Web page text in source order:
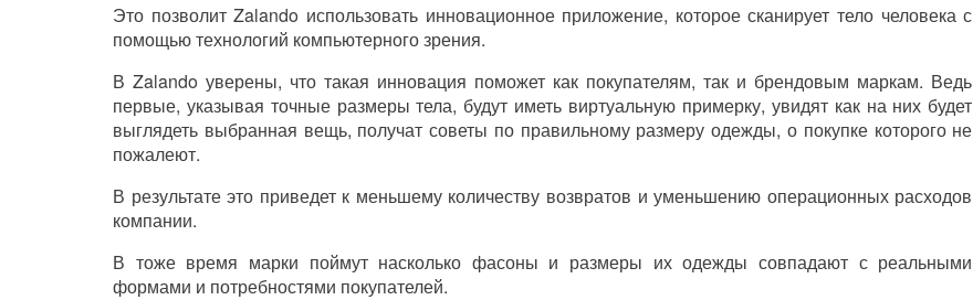
Это позволит Zalando использовать инновационное приложение, которое сканирует тело человека с
помощью технологий компьютерного зрения.
ВZalando уверены, что такая инновация поможет как покупателям, так и брендовым маркам. Ведь
первые, указывая точные размеры тела, будут иметь виртуальную примерку, увидят как на них будет
выглядеть выбранная вещь, получат советы по правильному размеру одежды, о покупке которого не
пожалеют.
В результате это приведет к меньшему количеству возвратов и уменьшению операционных расходов
компании.
В тоже время марки поймут насколько фасоны и размеры их одежды совпадают с реальными
формами и потребностями покупателей.